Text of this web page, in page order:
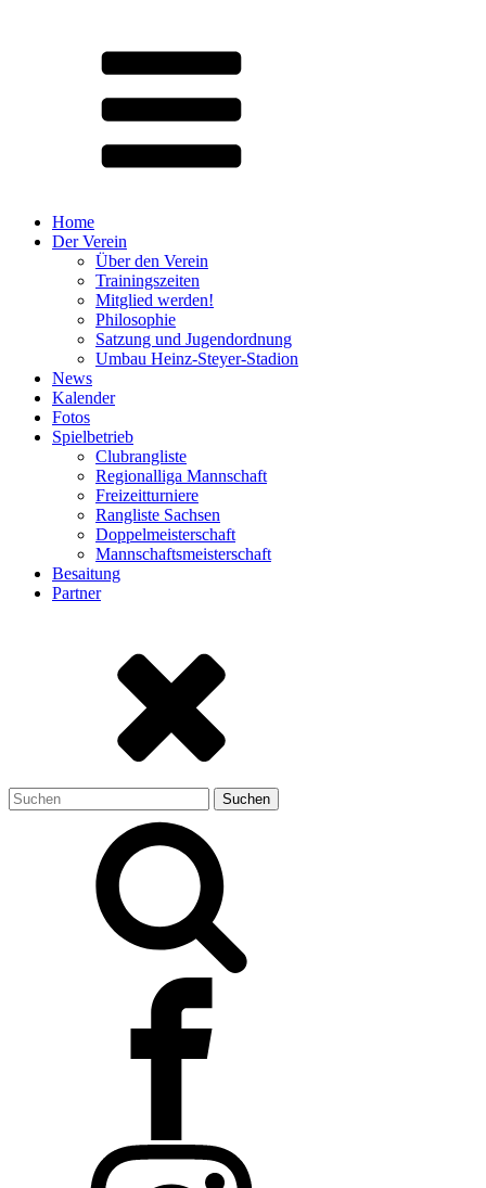
Home
Der Verein
Über den Verein
Trainingszeiten
Mitglied werden!
Philosophie
Satzung und Jugendordnung
Umbau Heinz-Steyer-Stadion
News
Kalender
Fotos
Spielbetrieb
Clubrangliste
Regionalliga Mannschaft
Freizeitturniere
Rangliste Sachsen
Doppelmeisterschaft
Mannschaftsmeisterschaft
Besaitung
Partner
Suchen
nach: